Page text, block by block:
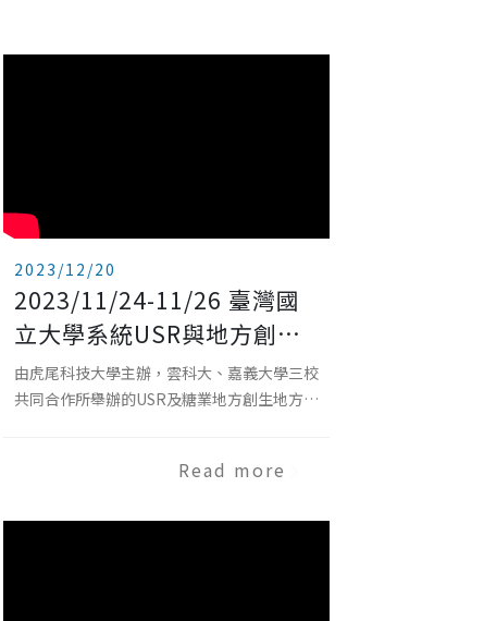
2023/12/20
2023/11/24-11/26 臺灣國
立大學系統USR與地方創生
工作圈：地方學與創生紮根
論壇
由虎尾科技大學主辦，雲科大、嘉義大學三校
共同合作所舉辦的USR及糖業地方創生地方學
文化創生的串聯及反思，到場域的踏查，11
Read more